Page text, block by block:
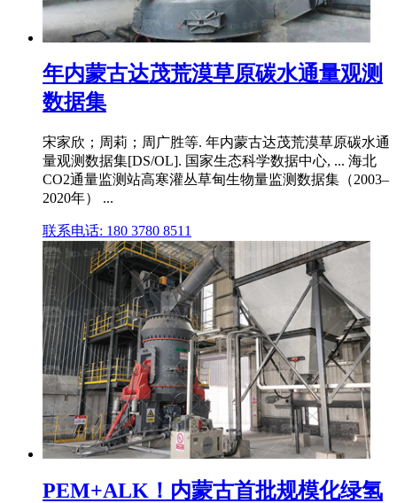
年内蒙古达茂荒漠草原碳水通量观测
数据集
宋家欣；周莉；周广胜等. 年内蒙古达茂荒漠草原碳水通
量观测数据集[DS/OL]. 国家生态科学数据中心, ... 海北
CO2通量监测站高寒灌丛草甸生物量监测数据集（2003–
2020年） ...
联系电话: 180 3780 8511
PEM+ALK！内蒙古首批规模化绿氢